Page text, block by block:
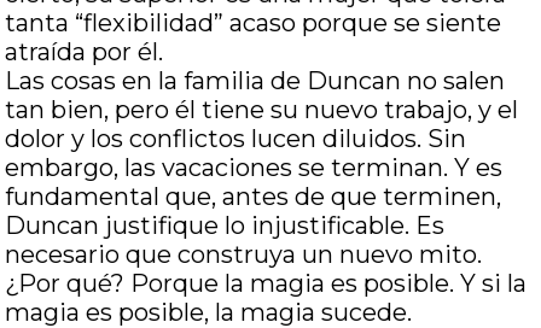
tanta “flexibilidad” acaso porque se siente
atraída por él.
Las cosas en la familia de Duncan no salen
tan bien, pero él tiene su nuevo trabajo, y el
dolor y los conflictos lucen diluidos. Sin
embargo, las vacaciones se terminan. Y es
fundamental que, antes de que terminen,
Duncan justifique lo injustificable. Es
necesario que construya un nuevo mito.
¿Por qué? Porque la magia es posible. Y si la
magia es posible, la magia sucede.